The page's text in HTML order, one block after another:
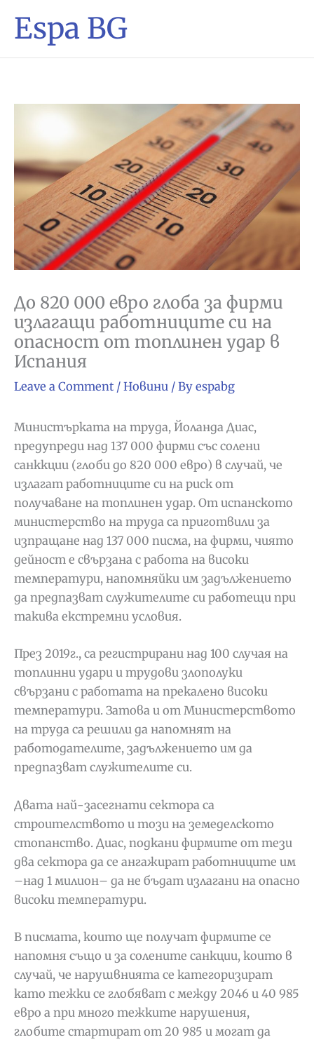
Espa BG
До 820 000 евро глоба за фирми
излагащи работниците си на
опасност от топлинен удар в
Испания
Leave a Comment / Новини / By espabg
Министърката на труда, Йоланда Диас,
предупреди над 137 000 фирми със солени
санккции (глоби до 820 000 евро) в случай, че
излагат работниците си на риск от
получаване на топлинен удар. От испанското
министерство на труда са приготвили за
изпращане над 137 000 писма, на фирми, чиято
дейност е свързана с работа на високи
температури, напомняйки им задължението
да предпазват служителите си работещи при
такива екстремни условия.
През 2019г., са регистрирани над 100 случая на
топлинни удари и трудови злополуки
свързани с работата на прекалено високи
температури. Затова и от Министерството
на труда са решили да напомнят на
работодателите, задължението им да
предпазват служителите си.
Двата най-засегнати сектора са
строителството и този на земеделското
стопанство. Диас, подкани фирмите от тези
два сектора да се ангажират работниците им
–над 1 милион– да не бъдат излагани на опасно
високи температури.
В писмата, които ще получат фирмите се
напомня също и за солените санкции, които в
случай, че нарушвнията се категоризират
като тежки се глобяват с между 2046 и 40 985
евро а при много тежките нарушения,
глобите стартират от 20 985 и могат да